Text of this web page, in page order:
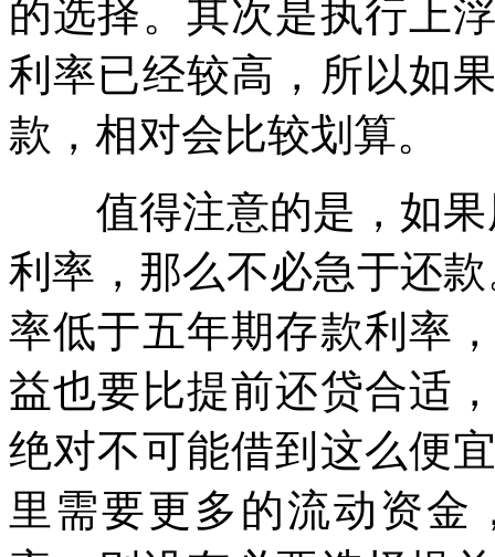
的选择。其次是执行上
利率已经较高，所以如
款，相对会比较划算。
值得注意的是，如果
利率，那么不必急于还
率低于五年期存款利率
益也要比提前还贷合适
绝对不可能借到这么便
里需要更多的流动资金